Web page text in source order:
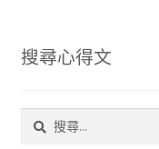
搜尋心得文